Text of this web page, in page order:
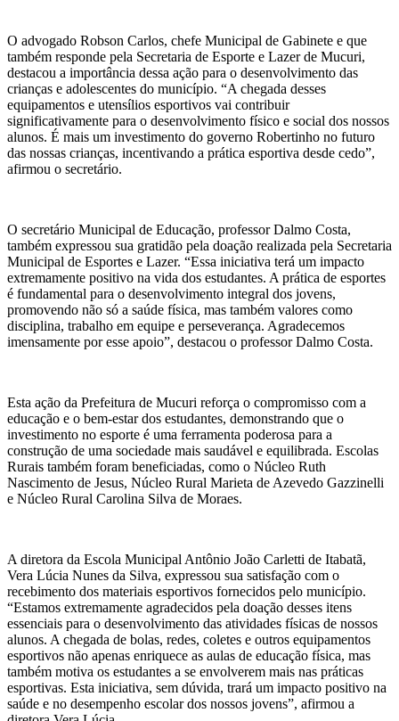
O advogado Robson Carlos, chefe Municipal de Gabinete e que
também responde pela Secretaria de Esporte e Lazer de Mucuri,
destacou a importância dessa ação para o desenvolvimento das
crianças e adolescentes do município. “A chegada desses
equipamentos e utensílios esportivos vai contribuir
significativamente para o desenvolvimento físico e social dos nossos
alunos. É mais um investimento do governo Robertinho no futuro
das nossas crianças, incentivando a prática esportiva desde cedo”,
afirmou o secretário.
O secretário Municipal de Educação, professor Dalmo Costa,
também expressou sua gratidão pela doação realizada pela Secretaria
Municipal de Esportes e Lazer. “Essa iniciativa terá um impacto
extremamente positivo na vida dos estudantes. A prática de esportes
é fundamental para o desenvolvimento integral dos jovens,
promovendo não só a saúde física, mas também valores como
disciplina, trabalho em equipe e perseverança. Agradecemos
imensamente por esse apoio”, destacou o professor Dalmo Costa.
Esta ação da Prefeitura de Mucuri reforça o compromisso com a
educação e o bem-estar dos estudantes, demonstrando que o
investimento no esporte é uma ferramenta poderosa para a
construção de uma sociedade mais saudável e equilibrada. Escolas
Rurais também foram beneficiadas, como o Núcleo Ruth
Nascimento de Jesus, Núcleo Rural Marieta de Azevedo Gazzinelli
e Núcleo Rural Carolina Silva de Moraes.
A diretora da Escola Municipal Antônio João Carletti de Itabatã,
Vera Lúcia Nunes da Silva, expressou sua satisfação com o
recebimento dos materiais esportivos fornecidos pelo município.
“Estamos extremamente agradecidos pela doação desses itens
essenciais para o desenvolvimento das atividades físicas de nossos
alunos. A chegada de bolas, redes, coletes e outros equipamentos
esportivos não apenas enriquece as aulas de educação física, mas
também motiva os estudantes a se envolverem mais nas práticas
esportivas. Esta iniciativa, sem dúvida, trará um impacto positivo na
saúde e no desempenho escolar dos nossos jovens”, afirmou a